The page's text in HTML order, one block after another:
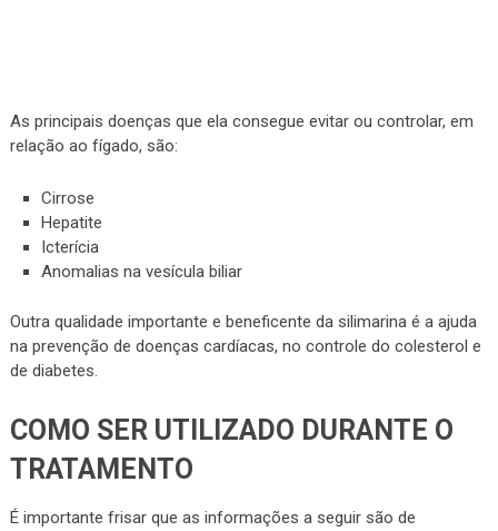
As principais doenças que ela consegue evitar ou controlar, em
relação ao fígado, são:
Cirrose
Hepatite
Icterícia
Anomalias na vesícula biliar
Outra qualidade importante e beneficente da silimarina é a ajuda
na prevenção de doenças cardíacas, no controle do colesterol e
de diabetes.
COMO SER UTILIZADO DURANTE O
TRATAMENTO
É importante frisar que as informações a seguir são de